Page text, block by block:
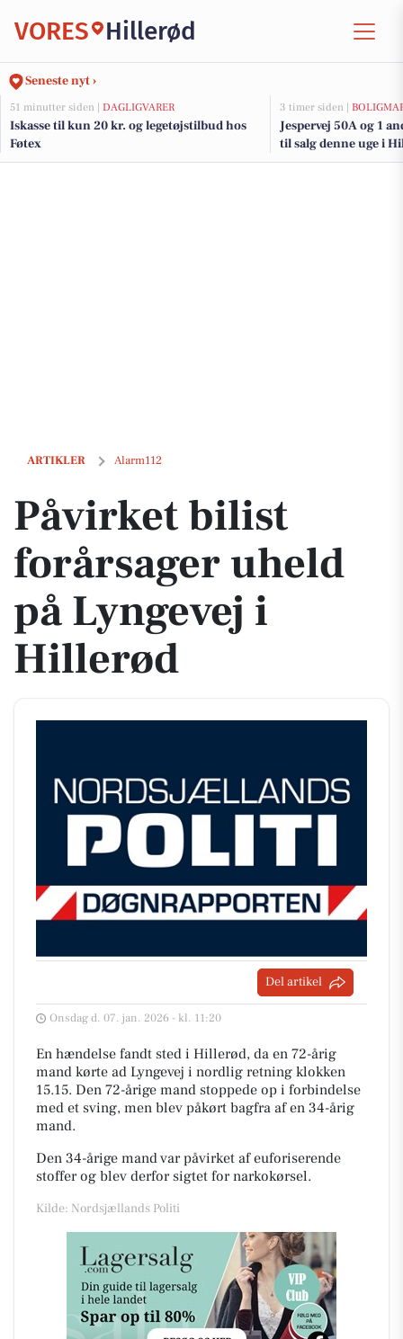
VORES Hillerød
Seneste nyt ›
51 minutter siden | DAGLIGVARER
Iskasse til kun 20 kr. og legetøjstilbud hos
Føtex
3 timer siden |
Jespervej 50A og 1
til salg denne uge i
her.
ARTIKLER Alarm112
Påvirket bilist forårsager uheld på Lyngevej i Hillerød
Påvirket bilist
forårsager uheld
på Lyngevej i
Hillerød
Del artikel
Onsdag d. 07. jan. 2026 - kl. 11:20
En hændelse fandt sted i Hillerød, da en 72-årig
mand kørte ad Lyngevej i nordlig retning klokken
15.15. Den 72-årige mand stoppede op i forbindelse
med et sving, men blev påkørt bagfra af en 34-årig
mand.
Den 34-årige mand var påvirket af euforiserende
stoffer og blev derfor sigtet for narkokørsel.
Kilde: Nordsjællands Politi